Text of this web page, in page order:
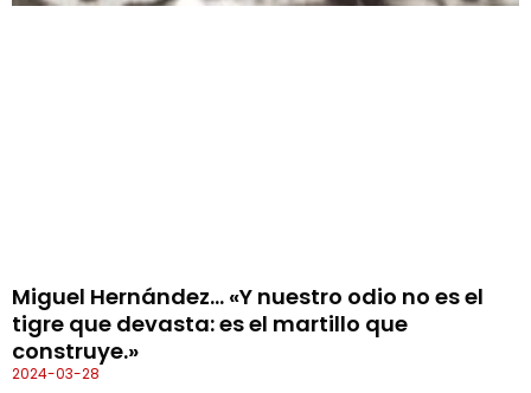
Miguel Hernández… «Y nuestro odio no es el
tigre que devasta: es el martillo que
construye.»
2024-03-28